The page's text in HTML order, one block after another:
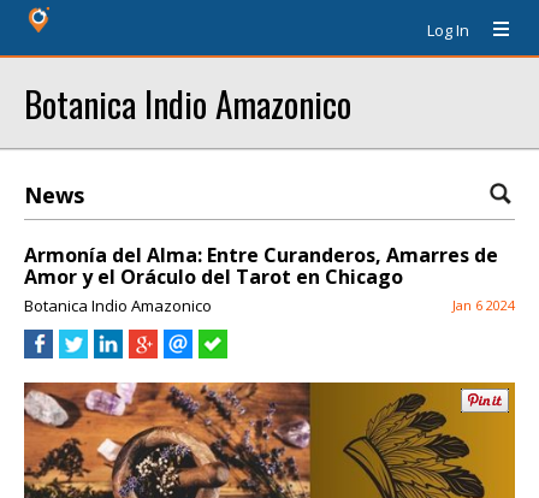
Log In
Botanica Indio Amazonico
News
Armonía del Alma: Entre Curanderos, Amarres de
Amor y el Oráculo del Tarot en Chicago
Botanica Indio Amazonico Jan 6 2024